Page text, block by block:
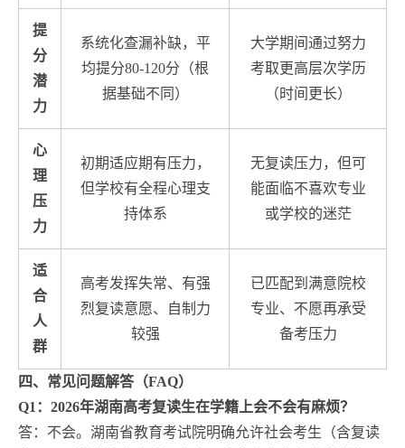
提
分
潜
力
系统化查漏补缺，平
均提分80-120分（根
据基础不同）
大学期间通过努力
考取更高层次学历
（时间更长）
心
理
压
力
初期适应期有压力，
但学校有全程心理支
持体系
无复读压力，但可
能面临不喜欢专业
或学校的迷茫
适
合
人
群
高考发挥失常、有强
烈复读意愿、自制力
较强
已匹配到满意院校
专业、不愿再承受
备考压力
四、常见问题解答（FAQ）
Q1：2026年湖南高考复读生在学籍上会不会有麻烦？
答：不会。湖南省教育考试院明确允许社会考生（含复读